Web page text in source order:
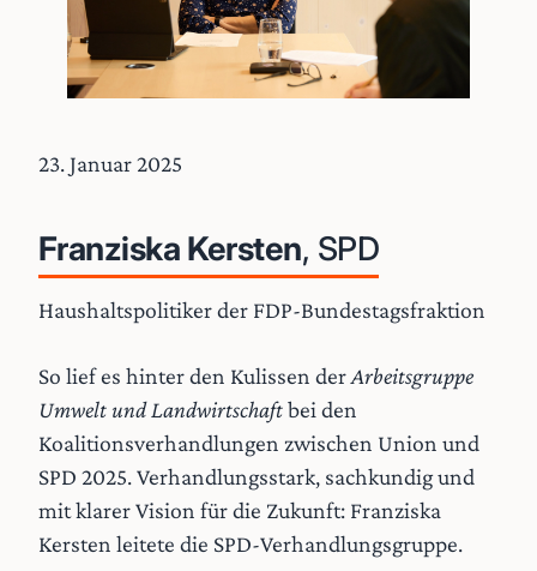
23. Januar 2025
Franziska Kersten, SPD
Haushaltspolitiker der FDP-Bundestagsfraktion
So lief es hinter den Kulissen derArbeitsgruppe
Umwelt und Landwirtschaftbei den
Koalitionsverhandlungen zwischen Union und
SPD 2025. Verhandlungsstark, sachkundig und
mit klarer Vision für die Zukunft: Franziska
Kersten leitete die SPD-Verhandlungsgruppe.